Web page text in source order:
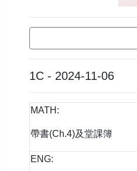
1C - 2024-11-06
MATH:
帶書(Ch.4)及堂課簿
ENG: